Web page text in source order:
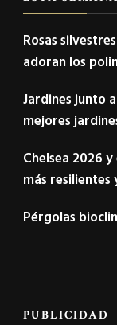
Rosas
adoran los
Jardines junto
mejores
Chelsea 2026
más resilientes
Pérgolas
PUBLICIDAD